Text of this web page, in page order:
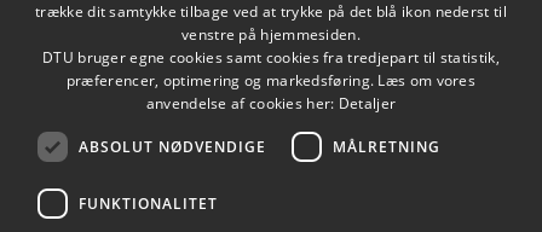
INSTAGRAM
FACEBOOK
YOUTUBE
ENGLISH
trække dit samtykke tilbage ved at trykke på det blå ikon nederst til
venstre på hjemmesiden.
DTU bruger egne cookies samt cookies fra tredjepart til statistik,
præferencer, optimering og markedsføring. Læs om vores
anvendelse af cookies her: Detaljer
ABSOLUT NØDVENDIGE MÅLRETNING
FUNKTIONALITET